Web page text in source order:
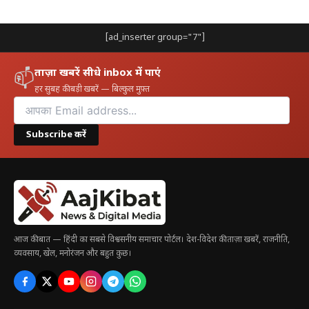
‘टनेज टैक्स स्कीम’का विस्तार अंतर्देशीय जहाजों (inland
vessels) तक किया गया है। यह 1 अप्रैल, 2026 से प्रभावी
IFSC:अंतर्राष्ट्रीय वित्तीय सेवा केंद्र (IFSC) में जहाज-लीजिंग
इकाइयों, बीमा कार्यालयों और वैश्विक कंपनियों के ट्रेजरी केंद्रों के
लिए कर रियायतों को पांच साल के लिए बढ़ाकर31 मार्च, 2030
तक कर दिया गया है।|Direct Tax Reforms 2026-27
राहत
NSS:29 अगस्त, 2024 को या उसके बाद राष्ट्रीय बचत योजना
(NSS) से की गई निकासी अब“पूरी तरह से कर-मुक्त”है।
80CCD(1B) के तहत₹50,000 तक की अतिरिक्त कटौती
[ad_inserter group="7"]
📫ताज़ा खबरें सीधे inbox में पाएं
हर सुबह की बड़ी खबरें — बिल्कुल मुफ़्त
Subscribe करें
आज की बात — हिंदी का सबसे विश्वसनीय समाचार पोर्टल। देश-विदेश की ताज़ा खबरें, राजनीति,
व्यवसाय, खेल, मनोरंजन और बहुत कुछ।